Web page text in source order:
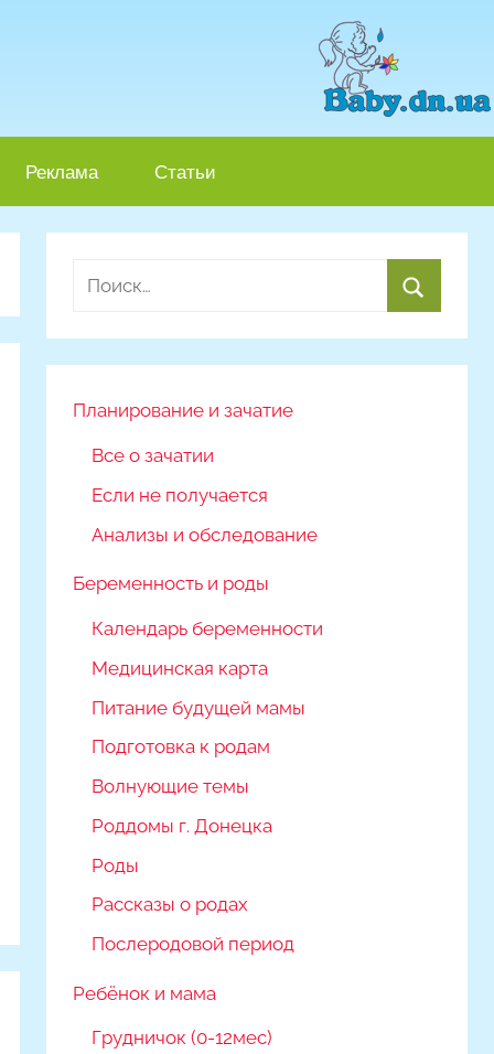
Реклама Статьи
Найти:
Планирование и зачатие
Все о зачатии
Если не получается
Анализы и обследование
Беременность и роды
Календарь беременности
Медицинская карта
Питание будущей мамы
Подготовка к родам
Волнующие темы
Роддомы г. Донецка
Роды
Рассказы о родах
Послеродовой период
Ребёнок и мама
Грудничок (0-12мес)